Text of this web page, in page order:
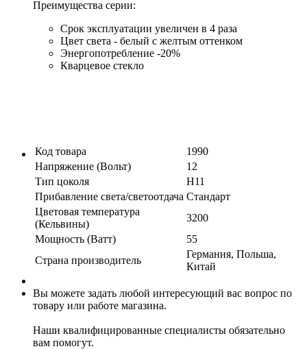
Преимущества серии:
Срок эксплуатации увеличен в 4 раза
Цвет света - белый с желтым оттенком
Энергопотребление -20%
Кварцевое стекло
Код товара
1990
Напряжение (Вольт)
12
Тип цоколя
H11
Прибавление света/светоотдача Стандарт
Цветовая температура
(Кельвины)
3200
Мощность (Ватт)
55
Страна производитель
Германия, Польша,
Китай
Вы можете задать любой интересующий вас вопрос по
товару или работе магазина.
Наши квалифицированные специалисты обязательно
вам помогут.